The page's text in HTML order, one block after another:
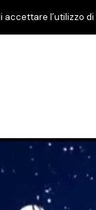
l’utilizzo